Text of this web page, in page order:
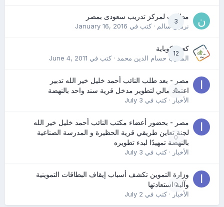
3
مطلوب لمركز تدريب سعودى بمصر
نرمين سالم· كتب في January 16, 2016
12
كعب كوباية
المدرب حسام الدين محمد· كتب في June 4, 2011
0
مصر - بعد طلب النائب أحمد خليل خير الله تدبير
اعتماد مالي لتطوير مدخل قرية سند واحد بالنهضة
الأخبار· كتب في July 3
0
مصر - بحضور أعضاء مكتب النائب أحمد خليل خير الله
لجنة تعاين طريقي قرية الحظيرة و المدرسة الصناعية
بالنهضة تمهيدًا لبدء تطويره
الأخبار· كتب في July 3
0
وزارة التموين تكشف أسباب إيقاف البطاقات التموينية
وآلية استعادتها
الأخبار· كتب في July 2